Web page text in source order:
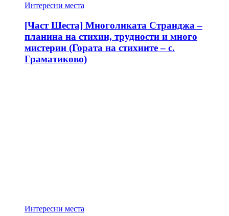
Интересни места
[Част Шеста] Многоликата Странджа –
планина на стихии, трудности и много
мистерии (Гората на стихиите – с.
Граматиково)
Интересни места